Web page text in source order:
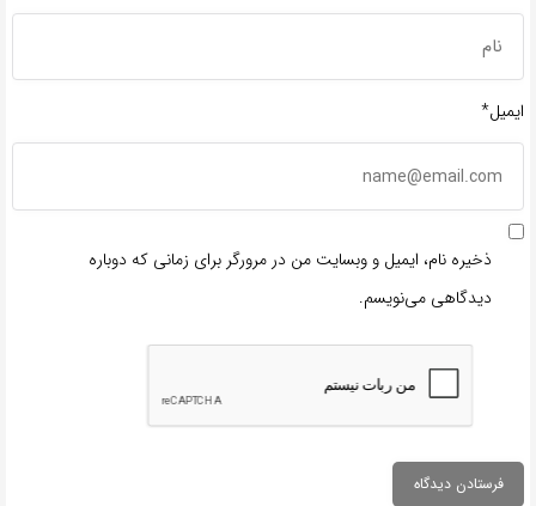
ایمیل*
ذخیره نام، ایمیل و وبسایت من در مرورگر برای زمانی که دوباره
دیدگاهی می‌نویسم.